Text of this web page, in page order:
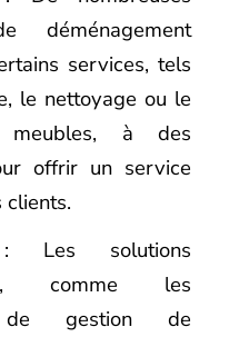
déménagement
services, tels
le nettoyage ou le
meubles, à des
offrir un service
solutions
comme les
de gestion de